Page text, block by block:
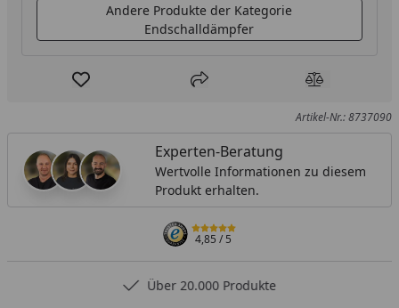
Andere Produkte der Kategorie
Endschalldämpfer
Produkt zur Wunschliste hinzufügen
Teilen Produkt
Artikel-Nr.: 8737090
Experten-Beratung
Wertvolle Informationen zu diesem
Produkt erhalten.
4,85/ 5
Über 20.000 Produkte